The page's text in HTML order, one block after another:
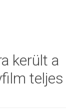
került a
teljes